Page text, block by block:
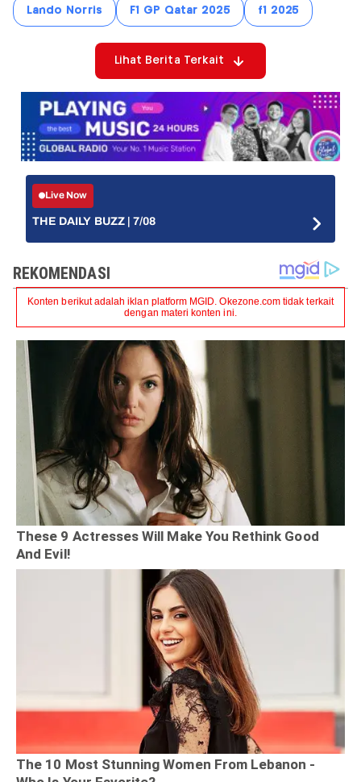
Lando Norris F1 GP Qatar 2025 f1 2025
Lihat Berita Terkait
Live Now
THE DAILY BUZZ | 7/08